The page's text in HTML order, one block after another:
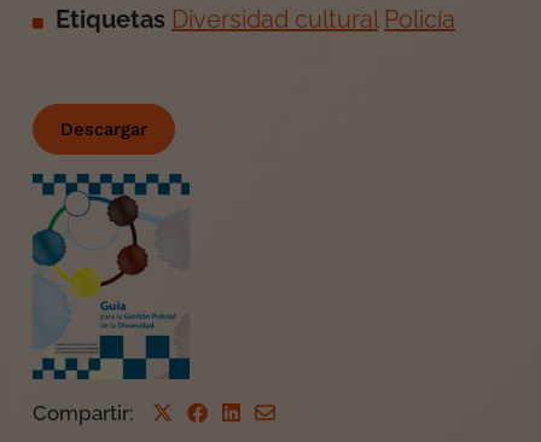
Etiquetas Diversidad cultural Policía
Descargar
Compartir: